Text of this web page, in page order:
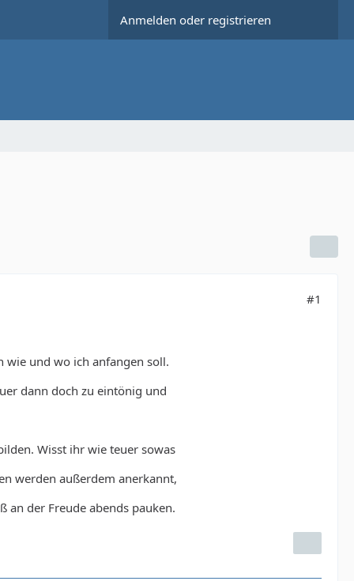
Anmelden oder registrieren
#1
wie und wo ich anfangen soll.
dann doch zu eintönig und
Wisst ihr wie teuer sowas
werden außerdem anerkannt,
an der Freude abends pauken.